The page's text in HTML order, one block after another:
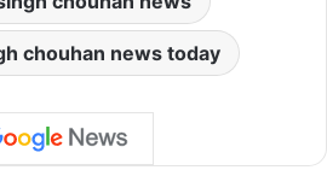
chouhan news today